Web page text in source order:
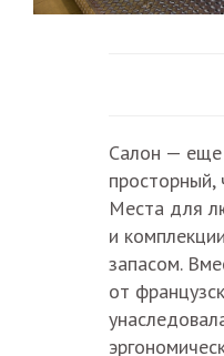
Салон —
просторный,
Места для
и
запасом.
от